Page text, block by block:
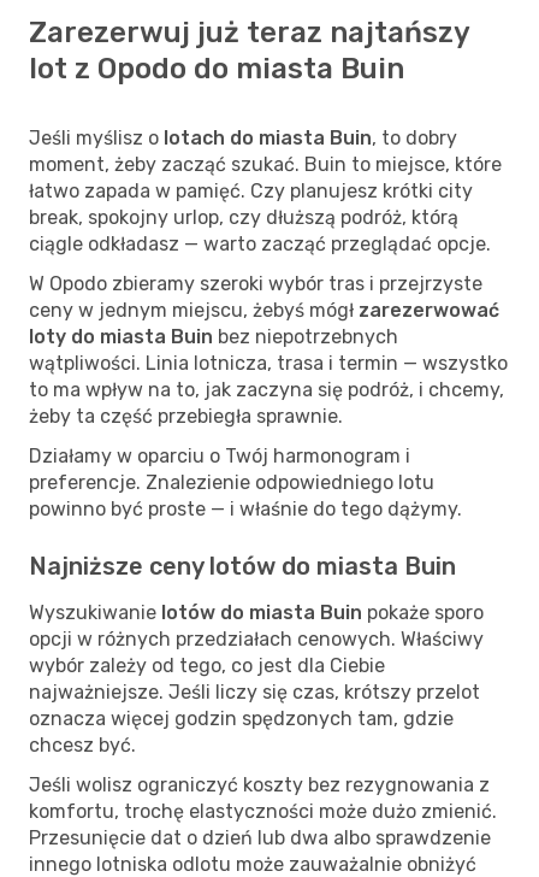
Zarezerwuj już teraz najtańszy
lot z Opodo do miasta Buin
Jeśli myślisz o lotach do miasta Buin, to dobry
moment, żeby zacząć szukać. Buin to miejsce, które
łatwo zapada w pamięć. Czy planujesz krótki city
break, spokojny urlop, czy dłuższą podróż, którą
ciągle odkładasz — warto zacząć przeglądać opcje.
W Opodo zbieramy szeroki wybór tras i przejrzyste
ceny w jednym miejscu, żebyś mógł zarezerwować
loty do miasta Buin bez niepotrzebnych
wątpliwości. Linia lotnicza, trasa i termin — wszystko
to ma wpływ na to, jak zaczyna się podróż, i chcemy,
żeby ta część przebiegła sprawnie.
Działamy w oparciu o Twój harmonogram i
preferencje. Znalezienie odpowiedniego lotu
powinno być proste — i właśnie do tego dążymy.
Najniższe ceny lotów do miasta Buin
Wyszukiwanie lotów do miasta Buin pokaże sporo
opcji w różnych przedziałach cenowych. Właściwy
wybór zależy od tego, co jest dla Ciebie
najważniejsze. Jeśli liczy się czas, krótszy przelot
oznacza więcej godzin spędzonych tam, gdzie
chcesz być.
Jeśli wolisz ograniczyć koszty bez rezygnowania z
komfortu, trochę elastyczności może dużo zmienić.
Przesunięcie dat o dzień lub dwa albo sprawdzenie
innego lotniska odlotu może zauważalnie obniżyć